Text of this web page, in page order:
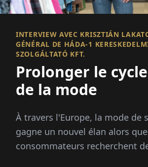
INTERVIEW AVEC KRISZTIÁN
GÉNÉRAL DE HÁDA-1
SZOLGÁLTATÓ KFT.
Prolonger le
de la mode
À travers l'Europe, la mode de
gagne un nouvel élan alors
consommateurs recherchent